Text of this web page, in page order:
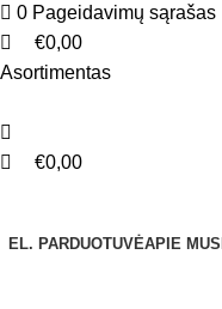
0 Pageidavimų sąrašas
€0,00
Asortimentas
€0,00
EL. PARDUOTUVĖAPIE MUS